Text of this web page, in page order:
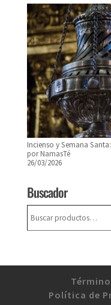
Incienso y Semana
por NamasTé
26/03/2026
Buscador
Buscar
por:
Política de